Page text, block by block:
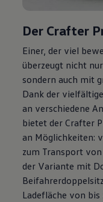
Der Crafter
Einer, der viel
überzeugt nicht
sondern auch mit
Dank der
an verschiedene
bietet der Crafter
an Möglichkeiten:
zum Transport
der Variante mit
Ladefläche von bis